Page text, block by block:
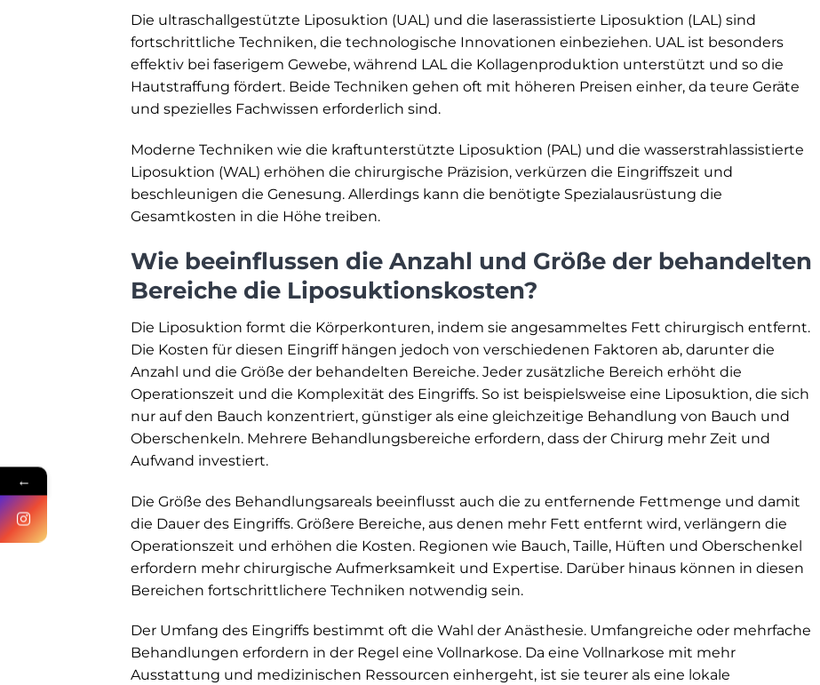
Die ultraschallgestützte Liposuktion (UAL) und die laserassistierte Liposuktion (LAL) sind
fortschrittliche Techniken, die technologische Innovationen einbeziehen. UAL ist besonders
effektiv bei faserigem Gewebe, während LAL die Kollagenproduktion unterstützt und so die
Hautstraffung fördert. Beide Techniken gehen oft mit höheren Preisen einher, da teure Geräte
und spezielles Fachwissen erforderlich sind.
Moderne Techniken wie die kraftunterstützte Liposuktion (PAL) und die wasserstrahlassistierte
Liposuktion (WAL) erhöhen die chirurgische Präzision, verkürzen die Eingriffszeit und
beschleunigen die Genesung. Allerdings kann die benötigte Spezialausrüstung die
Gesamtkosten in die Höhe treiben.
Wie beeinflussen die Anzahl und Größe der behandelten
Bereiche die Liposuktionskosten?
Die Liposuktion formt die Körperkonturen, indem sie angesammeltes Fett chirurgisch entfernt.
Die Kosten für diesen Eingriff hängen jedoch von verschiedenen Faktoren ab, darunter die
Anzahl und die Größe der behandelten Bereiche. Jeder zusätzliche Bereich erhöht die
Operationszeit und die Komplexität des Eingriffs. So ist beispielsweise eine Liposuktion, die sich
nur auf den Bauch konzentriert, günstiger als eine gleichzeitige Behandlung von Bauch und
Oberschenkeln. Mehrere Behandlungsbereiche erfordern, dass der Chirurg mehr Zeit und
Aufwand investiert.
Die Größe des Behandlungsareals beeinflusst auch die zu entfernende Fettmenge und damit
die Dauer des Eingriffs. Größere Bereiche, aus denen mehr Fett entfernt wird, verlängern die
Operationszeit und erhöhen die Kosten. Regionen wie Bauch, Taille, Hüften und Oberschenkel
erfordern mehr chirurgische Aufmerksamkeit und Expertise. Darüber hinaus können in diesen
Bereichen fortschrittlichere Techniken notwendig sein.
Der Umfang des Eingriffs bestimmt oft die Wahl der Anästhesie. Umfangreiche oder mehrfache
Behandlungen erfordern in der Regel eine Vollnarkose. Da eine Vollnarkose mit mehr
Ausstattung und medizinischen Ressourcen einhergeht, ist sie teurer als eine lokale
←